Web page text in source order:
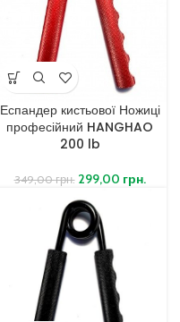
Еспандер кистьової Ножиці
професійний HANGHAO
200 lb
349,00грн. 299,00 грн.